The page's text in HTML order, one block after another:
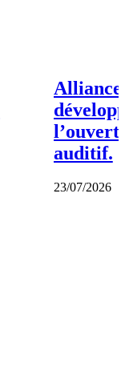
auditif.
23/07/2026